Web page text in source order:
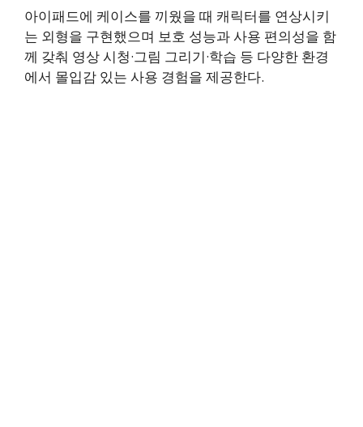
아이패드에 케이스를 끼웠을 때 캐릭터를 연상시키
는 외형을 구현했으며 보호 성능과 사용 편의성을 함
께 갖춰 영상 시청·그림 그리기·학습 등 다양한 환경
에서 몰입감 있는 사용 경험을 제공한다.